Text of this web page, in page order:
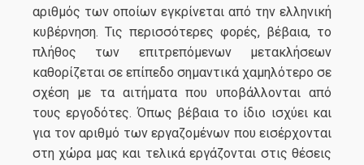
αριθμός των οποίων εγκρίνεται από την ελληνική
κυβέρνηση. Τις περισσότερες φορές, βέβαια, το
πλήθος των επιτρεπόμενων μετακλήσεων
καθορίζεται σε επίπεδο σημαντικά χαμηλότερο σε
σχέση με τα αιτήματα που υποβάλλονται από
τους εργοδότες. Όπως βέβαια το ίδιο ισχύει και
για τον αριθμό των εργαζομένων που εισέρχονται
στη χώρα μας και τελικά εργάζονται στις θέσεις